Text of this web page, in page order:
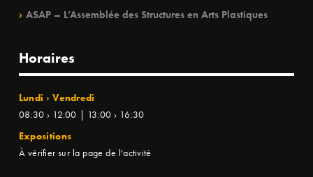
ASAP – L’Assemblée des Structures en Arts Plastiques
Horaires
Lundi › Vendredi
08:30 › 12:00 | 13:00 › 16:30
Expositions
À vérifier sur la page de l'activité